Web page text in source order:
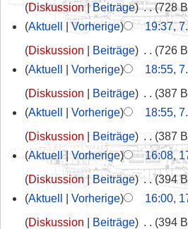
Diskussion
Beiträge ‎ 728
Aktuell
Vorherige 19:37,
Diskussion
Beiträge 726
Aktuell
Vorherige 18:55,
Diskussion
Beiträge 387
Aktuell
Vorherige 18:55,
Diskussion
Beiträge 387
Aktuell
Vorherige 16:08,
Diskussion
Beiträge ‎ 394
Aktuell
Vorherige 16:00,
Diskussion
Beiträge 394